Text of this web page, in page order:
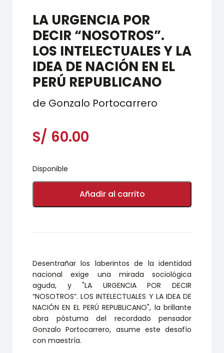
LA URGENCIA POR
DECIR “NOSOTROS”.
LOS INTELECTUALES Y LA
IDEA DE NACIÓN EN EL
PERÚ REPUBLICANO
de Gonzalo Portocarrero
S/ 60.00
Disponible
LA
POR
IDEA
DE
NACIÓN
EN
EL
PERÚ
REPUBLICANO
cantidad
Añadir al carrito
Desentrañar los laberintos de la identidad
nacional exige una mirada sociológica
aguda, y"LA URGENCIA POR DECIR
“NOSOTROS”. LOS INTELECTUALES Y LA IDEA DE
NACIÓN EN EL PERÚ REPUBLICANO", la brillante
obra póstuma del recordado pensador
Gonzalo Portocarrero, asume este desafío
con maestría.